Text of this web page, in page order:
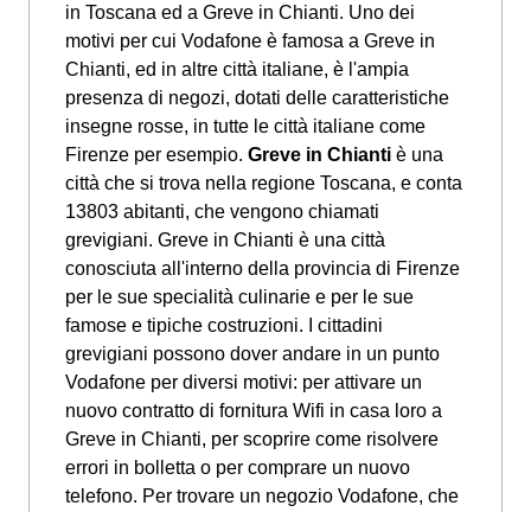
in Toscana ed a Greve in Chianti. Uno dei
motivi per cui Vodafone è famosa a Greve in
Chianti, ed in altre città italiane, è l'ampia
presenza di negozi, dotati delle caratteristiche
insegne rosse, in tutte le città italiane come
Firenze per esempio. Greve in Chianti è una
città che si trova nella regione Toscana, e conta
13803 abitanti, che vengono chiamati
grevigiani. Greve in Chianti è una città
conosciuta all'interno della provincia di Firenze
per le sue specialità culinarie e per le sue
famose e tipiche costruzioni. I cittadini
grevigiani possono dover andare in un punto
Vodafone per diversi motivi: per attivare un
nuovo contratto di fornitura Wifi in casa loro a
Greve in Chianti, per scoprire come risolvere
errori in bolletta o per comprare un nuovo
telefono. Per trovare un negozio Vodafone, che